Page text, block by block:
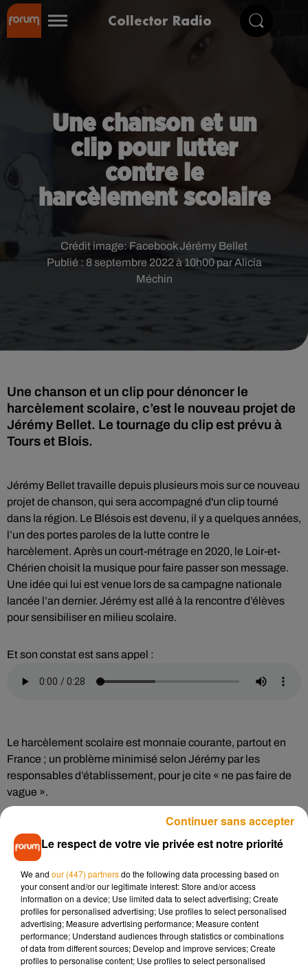
Collector Radio
Une chanson et un
clip pour lutter
contre le
harcèlement scolaire
Publié : 8 septembre 2022 à 10h00 par Alicia
Méchin
Crédit image: Facebook Jérémy Bellet
Une chanson et un clip pour dénoncer le
harcèlement scolaire, c’est le nouveau projet de
Jérémy Bellet. Le tournage du clip est prévu à
Tours et Blois.
Jérémy Bellet travaille depuis plusieurs mois sur ce nouveau
projet de chanson, qui sera accompagné d'un clip tourné
dans la région. Le Blésois est devenu, il y a quelques années,
l’un des portes paroles de la lutte contre le
harcèlement. Après un court-métrage en 2020, le Loir-et-
Chérien choisit la musique pour faire passer son message.
Une idée qui lui est venue lors de sa campagne nationale
lancée l’an dernier. Jérémy est allé à la rencontre d’élèves
pour sensibiliser en milieu scolaire.
Et son constat est sans appel :
Le harcèlement scolaire est monnaie courante, partout en
France ; un problème minimisé selon Jérémy par les
responsables d’établissement, pour je cite « ne pas faire de
vague ».
Jérémy Bellet :
La sensibilisation reste donc primordiale, d’où l’écriture de
cette chanson… Jérémy Bellet s’est entouré de
Le respect de votre vie privée est notre priorité
We and our (447) partnersdo the following data processing based on
your consent and/or our legitimate interest: Store and/or access
information on a device; Use limited data to select advertising; Create
profiles for personalised advertising; Use profiles to select personalised
advertising; Measure advertising performance; Measure content
performance; Understand audiences through statistics or combinations
of data from different sources; Develop and improve services; Create
profiles to personalise content; Use profiles to select personalised
Continuer sans accepter